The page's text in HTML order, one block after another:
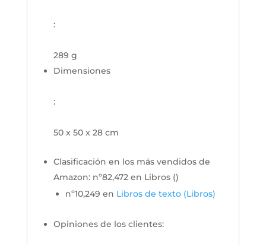
:
289 g
Dimensiones
:
50 x 50 x 28 cm
Clasificación en los más vendidos de
Amazon: nº82,472 en Libros ()
nº10,249 en Libros de texto (Libros)
Opiniones de los clientes: